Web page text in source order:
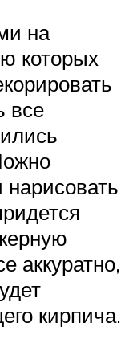
на
которых
все
аккуратно,
кирпича.